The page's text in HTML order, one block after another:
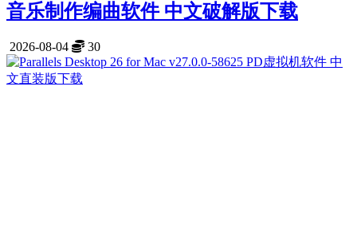
音乐制作编曲软件 中文破解版下载
2026-08-04 30